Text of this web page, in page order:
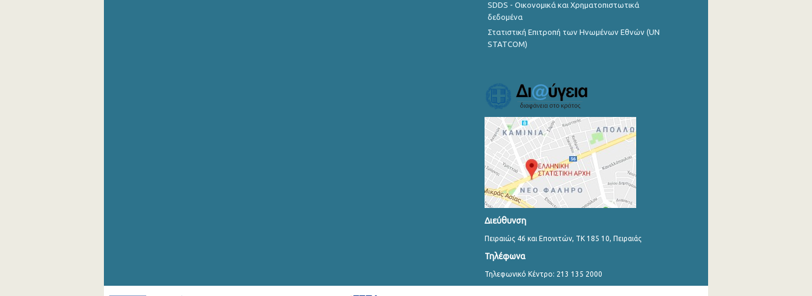
SDDS - Οικονομικά και Χρηματοπιστωτικά
δεδομένα
Στατιστική Επιτροπή των Ηνωμένων Εθνών (UN
STATCOM)
Διεύθυνση
Πειραιώς 46 και Επονιτών, ΤΚ 185 10, Πειραιάς
Τηλέφωνα
Τηλεφωνικό Κέντρο: 213 135 2000